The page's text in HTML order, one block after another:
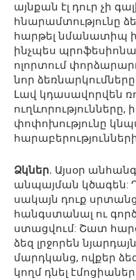
այնքան էլ դուր չի
հնարամտությունը
հարթել նմանատիպ
ինչպես
ոլորտում
նոր
Լավ կդասավորվեն
ուղևորությունները,
փոփոխությունը
Ձկներ. Այսօր
անպայման կծագեն:
սակայն դուք
հանգստանալ ու
ստացվում: Շատ
ձեզ լրջորեն
մարդկանց, ովքեր
կողմ դնել